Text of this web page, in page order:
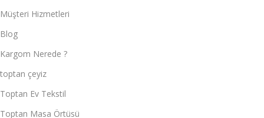
Müşteri Hizmetleri
Blog
Kargom Nerede ?
toptan çeyiz
Toptan Ev Tekstil
Toptan Masa Örtüsü